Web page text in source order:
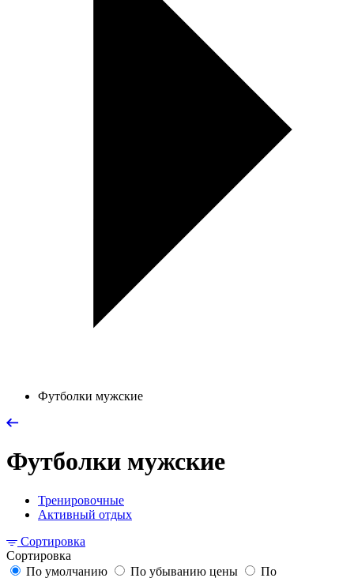
Футболки мужские
Футболки мужские
Тренировочные
Активный отдых
Сортировка
Сортировка
По умолчанию
По убыванию цены По